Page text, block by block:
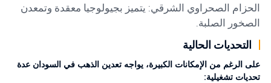
الحزام الصحراوي الشرقي: يتميز بجيولوجيا معقدة وتمعدن
الصخور الصلبة.
التحديات الحالية
على الرغم من الإمكانات الكبيرة، يواجه تعدين الذهب في السودان عدة
تحديات تشغيلية: